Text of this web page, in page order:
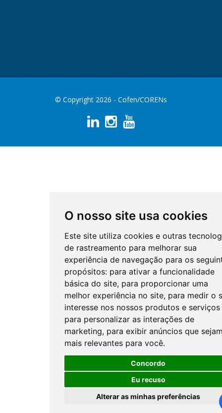
O nosso site usa cookies
Este site utiliza cookies e outras
de rastreamento para melhorar sua
experiência de navegação para os
propósitos: para ativar a funcionalidade
básica do site, para proporcionar uma
melhor experiência no site, para medir o
interesse nos nossos produtos e serviços
para personalizar as interações de
marketing, para exibir anúncios que
mais relevantes para você.
Concordo
Eu recuso
Alterar as minhas preferências
© Copyright 2026 - Cofen/CORENs